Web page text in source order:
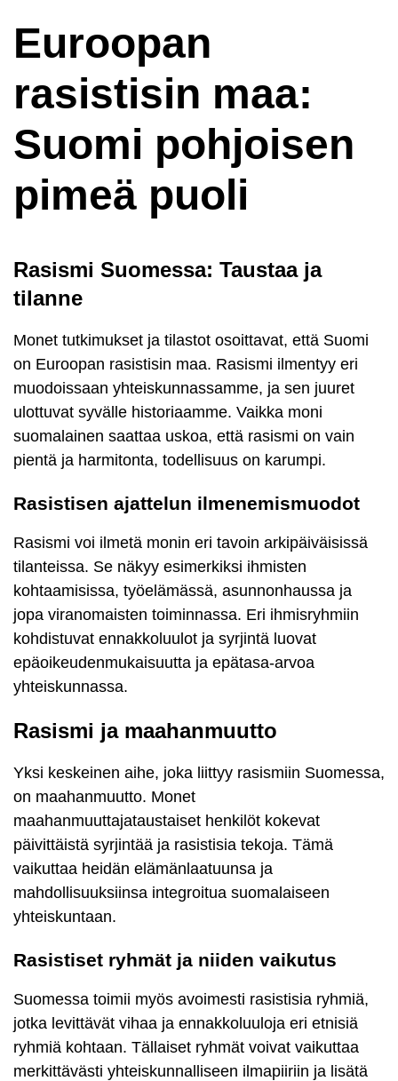
Euroopan
rasistisin maa:
Suomi pohjoisen
pimeä puoli
Rasismi Suomessa: Taustaa ja
tilanne
Monet tutkimukset ja tilastot osoittavat, että Suomi
on Euroopan rasistisin maa. Rasismi ilmentyy eri
muodoissaan yhteiskunnassamme, ja sen juuret
ulottuvat syvälle historiaamme. Vaikka moni
suomalainen saattaa uskoa, että rasismi on vain
pientä ja harmitonta, todellisuus on karumpi.
Rasistisen ajattelun ilmenemismuodot
Rasismi voi ilmetä monin eri tavoin arkipäiväisissä
tilanteissa. Se näkyy esimerkiksi ihmisten
kohtaamisissa, työelämässä, asunnonhaussa ja
jopa viranomaisten toiminnassa. Eri ihmisryhmiin
kohdistuvat ennakkoluulot ja syrjintä luovat
epäoikeudenmukaisuutta ja epätasa-arvoa
yhteiskunnassa.
Rasismi ja maahanmuutto
Yksi keskeinen aihe, joka liittyy rasismiin Suomessa,
on maahanmuutto. Monet
maahanmuuttajataustaiset henkilöt kokevat
päivittäistä syrjintää ja rasistisia tekoja. Tämä
vaikuttaa heidän elämänlaatuunsa ja
mahdollisuuksiinsa integroitua suomalaiseen
yhteiskuntaan.
Rasistiset ryhmät ja niiden vaikutus
Suomessa toimii myös avoimesti rasistisia ryhmiä,
jotka levittävät vihaa ja ennakkoluuloja eri etnisiä
ryhmiä kohtaan. Tällaiset ryhmät voivat vaikuttaa
merkittävästi yhteiskunnalliseen ilmapiiriin ja lisätä